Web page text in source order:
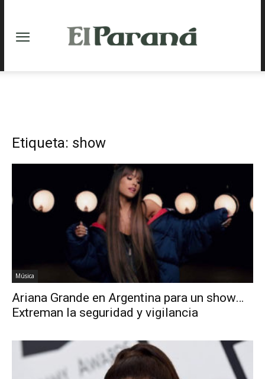
Etiqueta: show
Música
Ariana Grande en Argentina para un show…
Extreman la seguridad y vigilancia